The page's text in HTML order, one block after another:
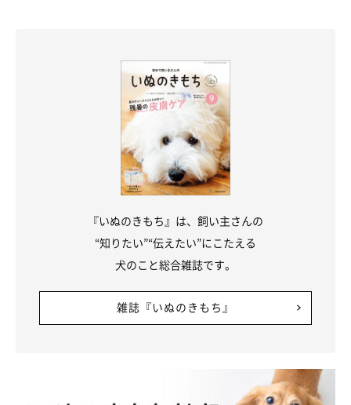
『いぬのきもち』は、飼い主さんの
“知りたい”“伝えたい”にこたえる
犬のこと総合雑誌です。
雑誌『いぬのきもち』